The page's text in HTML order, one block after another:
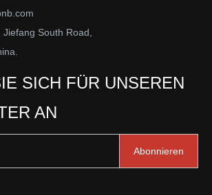
South Road,
SICH FÜR UNSEREN
AN
Abonnieren